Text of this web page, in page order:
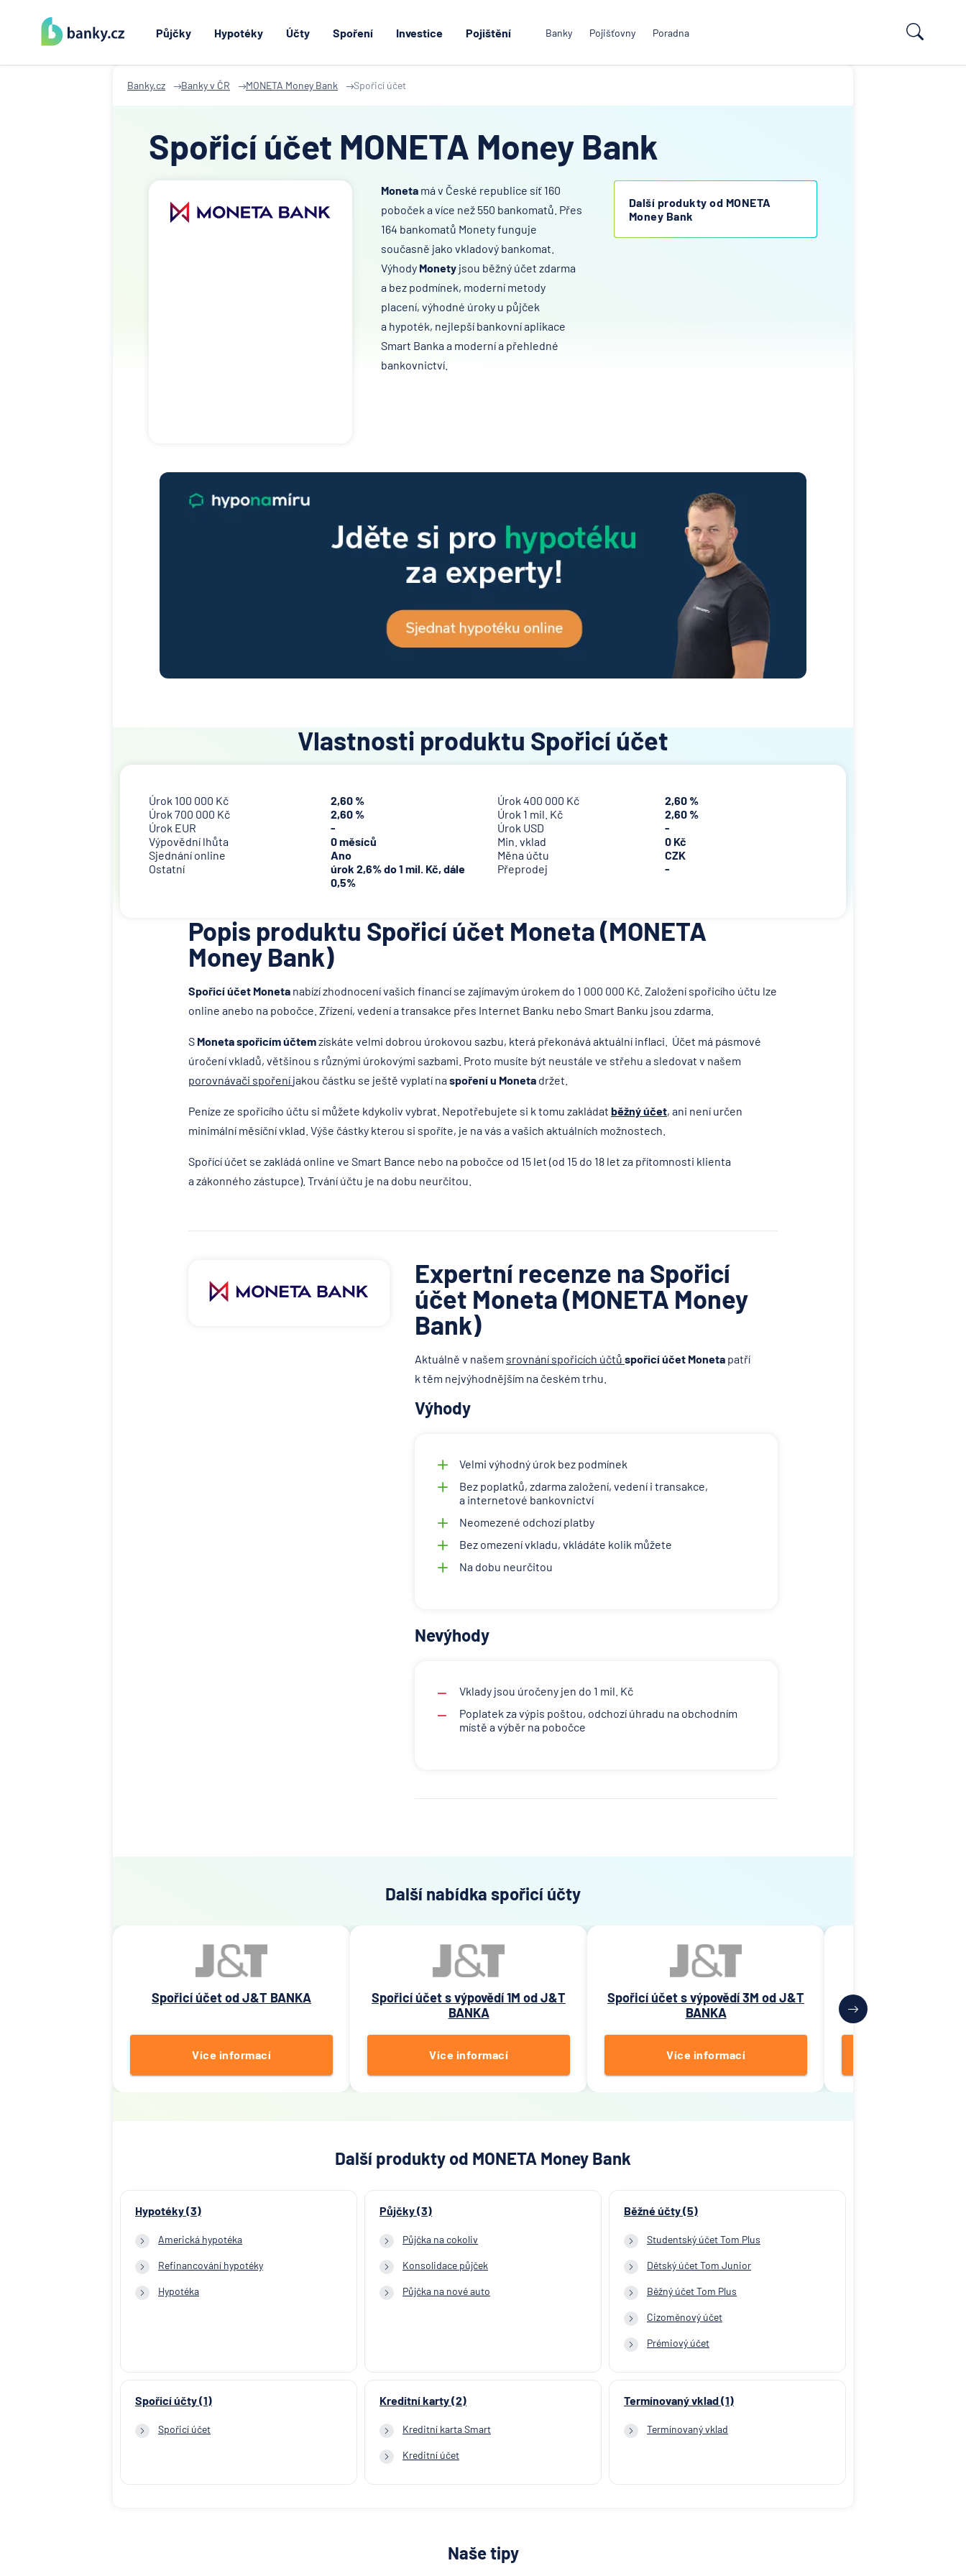
Půjčky Hypotéky Účty Spoření Investice Pojištění Banky Pojišťovny Poradna
Banky.cz Banky v ČR MONETA Money Bank Spořicí účet
Spořicí účet MONETA Money Bank
Moneta má v České republice síť 160
poboček a více než 550 bankomatů. Přes
164 bankomatů Monety funguje
současně jako vkladový bankomat.
Výhody Monety jsou běžný účet zdarma
a bez podmínek, moderní metody
placení, výhodné úroky u půjček
a hypoték, nejlepší bankovní aplikace
Smart Banka a moderní a přehledné
bankovnictví.
Další produkty od MONETA
Money Bank
Vlastnosti produktu Spořicí účet
Úrok 100 000 Kč 2,60 % Úrok 400 000 Kč
2,60 %
Úrok 700 000 Kč
2,60 % Úrok 1 mil. Kč
2,60 %
Úrok EUR
- Úrok USD
-
Výpovědní lhůta
0 měsíců Min. vklad
0 Kč
Sjednání online
Ano Měna účtu
CZK
Ostatní
úrok 2,6% do 1 mil. Kč, dále
0,5%
Přeprodej -
Popis produktu Spořicí účet Moneta (MONETA
Money Bank)
Spořicí účet Moneta nabízí zhodnocení vašich financí se zajímavým úrokem do 1 000 000 Kč. Založení spořicího účtu lze
online anebo na pobočce. Zřízení, vedení a transakce přes Internet Banku nebo Smart Banku jsou zdarma.
S Monetaspořicím účtemzískáte velmi dobrou úrokovou sazbu, která překonává aktuální inflaci. Účet má pásmové
úročení vkladů, většinou s různými úrokovými sazbami. Proto musíte být neustále ve střehu a sledovat v našem
porovnávači spoření jakou částku se ještě vyplatí na spoření u Moneta držet.
Peníze ze spořicího účtu si můžete kdykoliv vybrat. Nepotřebujete si k tomu zakládat běžný účet, ani není určen
minimální měsíční vklad. Výše částky kterou si spoříte, je na vás a vašich aktuálních možnostech.
Spořící účet se zakládá online ve Smart Bance nebo na pobočce od 15 let (od 15 do 18 let za přítomnosti klienta
a zákonného zástupce). Trvání účtu je na dobu neurčitou.
Expertní recenze na Spořicí
účet Moneta (MONETA Money
Bank)
Aktuálně v našem srovnání spořicích účtů spořicí účet Moneta patří
k těm nejvýhodnějším na českém trhu.
Výhody
Velmi výhodný úrok bez podmínek
Bez poplatků, zdarma založení, vedení i transakce,
a internetové bankovnictví
Neomezené odchozí platby
Bez omezení vkladu, vkládáte kolik můžete
Na dobu neurčitou
Nevýhody
Vklady jsou úročeny jen do 1 mil. Kč
Poplatek za výpis poštou, odchozí úhradu na obchodním
místě a výběr na pobočce
Další nabídka spořicí účty
Spořicí účet od J&T BANKA
Více informací
Spořicí účet s výpovědí 1M od J&T
BANKA
Více informací
Spořicí účet s výpovědí 3M od J&T
BANKA
Více informací
Další produkty od MONETA Money Bank
Hypotéky (3)
Americká hypotéka
Refinancování hypotéky
Hypotéka
Půjčky (3)
Půjčka na cokoliv
Konsolidace půjček
Půjčka na nové auto
Běžné účty (5)
Studentský účet Tom Plus
Dětský účet Tom Junior
Běžný účet Tom Plus
Cizoměnový účet
Prémiový účet
Spořicí účty (1)
Spořicí účet
Kreditní karty (2)
Kreditní karta Smart
Kreditní účet
Termínovaný vklad (1)
Termínovaný vklad
Naše tipy